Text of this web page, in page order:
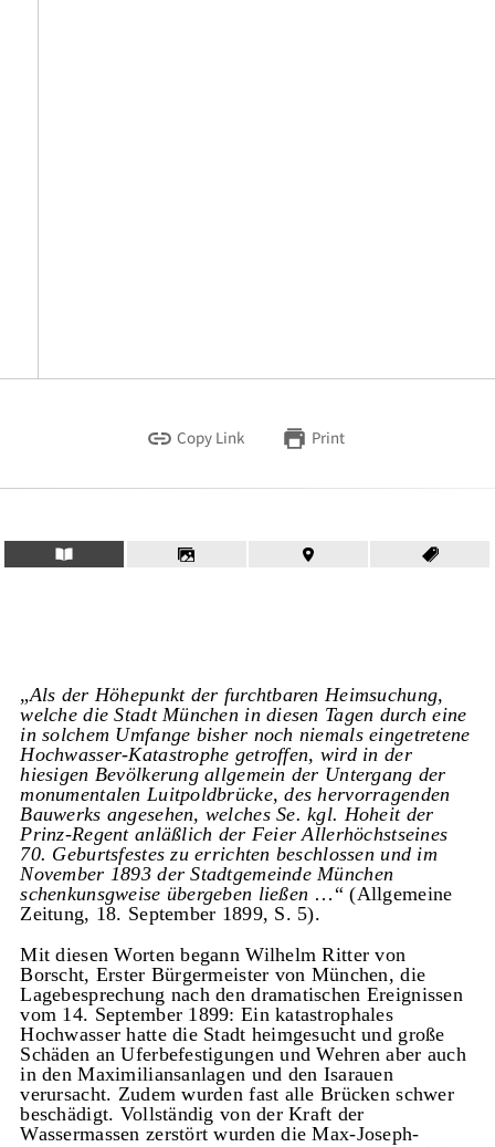
Copy Link Print
„Als der Höhepunkt der furchtbaren Heimsuchung,
welche die Stadt München in diesen Tagen durch eine
in solchem Umfange bisher noch niemals eingetretene
Hochwasser-Katastrophe getroffen, wird in der
hiesigen Bevölkerung allgemein der Untergang der
monumentalen Luitpoldbrücke, des hervorragenden
Bauwerks angesehen, welches Se. kgl. Hoheit der
Prinz-Regent anläßlich der Feier Allerhöchstseines
70. Geburtsfestes zu errichten beschlossen und im
November 1893 der Stadtgemeinde München
schenkunsgweise übergeben ließen …“ (Allgemeine
Zeitung, 18. September 1899, S. 5).
Mit diesen Worten begann Wilhelm Ritter von
Borscht, Erster Bürgermeister von München, die
Lagebesprechung nach den dramatischen Ereignissen
vom 14. September 1899: Ein katastrophales
Hochwasser hatte die Stadt heimgesucht und große
Schäden an Uferbefestigungen und Wehren aber auch
in den Maximiliansanlagen und den Isarauen
verursacht. Zudem wurden fast alle Brücken schwer
beschädigt. Vollständig von der Kraft der
Wassermassen zerstört wurden die Max-Joseph-